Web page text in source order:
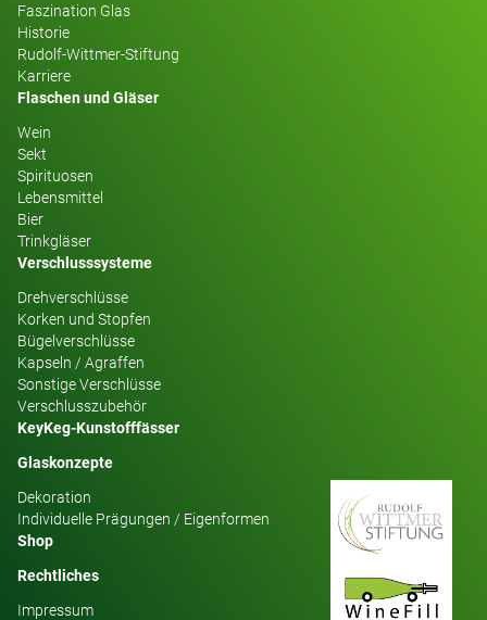
Faszination Glas
Historie
Rudolf-Wittmer-Stiftung
Karriere
Flaschen und Gläser
Wein
Sekt
Spirituosen
Lebensmittel
Bier
Trinkgläser
Verschlusssysteme
Drehverschlüsse
Korken und Stopfen
Bügelverschlüsse
Kapseln / Agraffen
Sonstige Verschlüsse
Verschlusszubehör
KeyKeg-Kunstofffässer
Glaskonzepte
Dekoration
Individuelle Prägungen / Eigenformen
Shop
Rechtliches
Impressum